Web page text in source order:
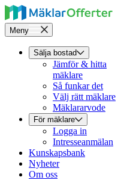
Meny
Sälja bostad
Jämför & hitta
mäklare
Så funkar det
Välj rätt mäklare
Mäklararvode
För mäklare
Logga in
Intresseanmälan
Kunskapsbank
Nyheter
Om oss